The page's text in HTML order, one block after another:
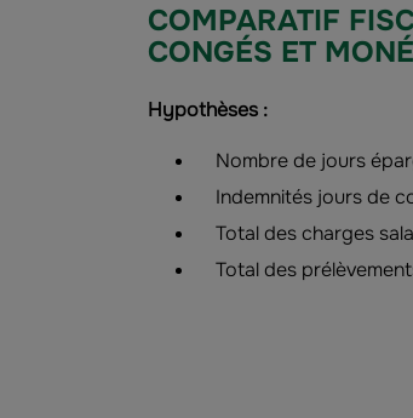
COMPARATIF
CONGÉS ET
Hypothèses :
Nombre de jours
Indemnités jours de
Total des charges
Total des